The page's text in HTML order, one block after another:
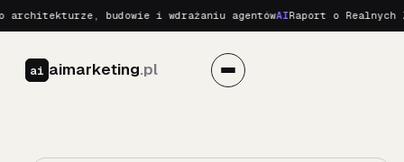
budowie i wdrażaniu agentówAIRaport o Realnych
ai aimarketing.pl